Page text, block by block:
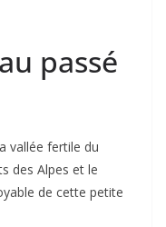
passé
vallée fertile du
des Alpes et le
de cette petite